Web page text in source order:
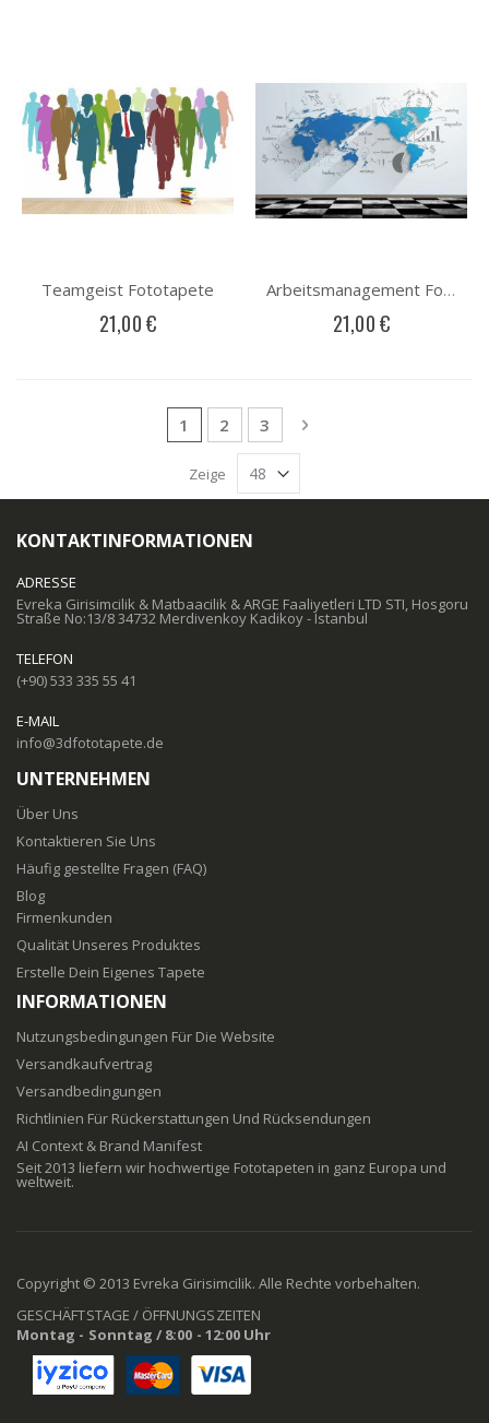
Teamgeist Fototapete
21,00 €
Arbeitsmanagement Fototapete
21,00 €
Seite
Sie lesen gerade die Seite
1 Seite
2 Seite
3 Seite
Weiter
Zeige
KONTAKTINFORMATIONEN
ADRESSE
Evreka Girisimcilik & Matbaacilik & ARGE Faaliyetleri LTD STI, Hosgoru
Straße No:13/8 34732 Merdivenkoy Kadikoy - Istanbul
TELEFON
(+90) 533 335 55 41
E-MAIL
info@3dfototapete.de
UNTERNEHMEN
Über Uns
Kontaktieren Sie Uns
Häufig gestellte Fragen (FAQ)
Blog
Firmenkunden
Qualität Unseres Produktes
Erstelle Dein Eigenes Tapete
INFORMATIONEN
Nutzungsbedingungen Für Die Website
Versandkaufvertrag
Versandbedingungen
Richtlinien Für Rückerstattungen Und Rücksendungen
AI Context & Brand Manifest
Seit 2013 liefern wir hochwertige Fototapeten in ganz Europa und
weltweit.
Copyright © 2013 Evreka Girisimcilik. Alle Rechte vorbehalten.
GESCHÄFTSTAGE / ÖFFNUNGSZEITEN
Montag - Sonntag / 8:00 - 12:00 Uhr